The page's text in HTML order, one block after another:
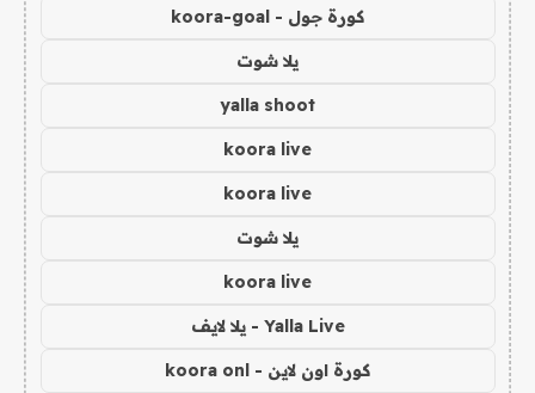
كورة جول - koora-goal
يلا شوت
yalla shoot
koora live
koora live
يلا شوت
koora live
Yalla Live - يلا لايف
كورة اون لاين - koora onl